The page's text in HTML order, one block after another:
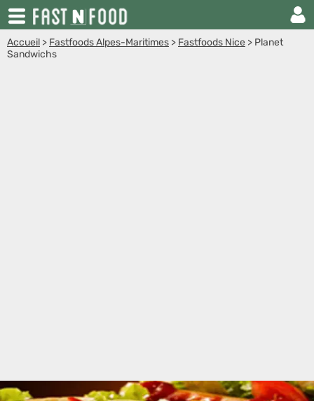
Accueil > Fastfoods Alpes-Maritimes > Fastfoods Nice > Planet
Sandwichs